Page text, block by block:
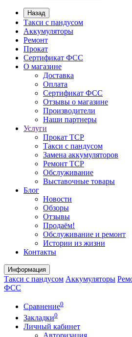
Назад
Такси с пандусом
Аккумуляторы
Ремонт
Прокат
Сертификат ФСС
О магазине
Доставка
Оплата
Сертификат ФСС
Отзывы о магазине
Производители
Наши партнеры
Услуги
Прокат ТСР
Такси с пандусом
Замена аккумуляторов
Ремонт ТСР
Обслуживание
Выставочные товары
Блог
Новости
Обзоры
Отзывы
Продаём!
Обслуживание и ремонт
Истории из жизни
Контакты
Информация
Такси с пандусом Аккумуляторы
ФСС
Сравнение0
Закладки0
Личный кабинет
Авторизация